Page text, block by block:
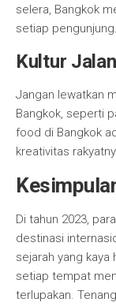
selera, Bangkok
setiap pengunjung.
Kultur
Jangan lewatkan
Bangkok, seperti
food di Bangkok
kreativitas
Di tahun 2023,
destinasi
sejarah yang kaya
setiap tempat
terlupakan.